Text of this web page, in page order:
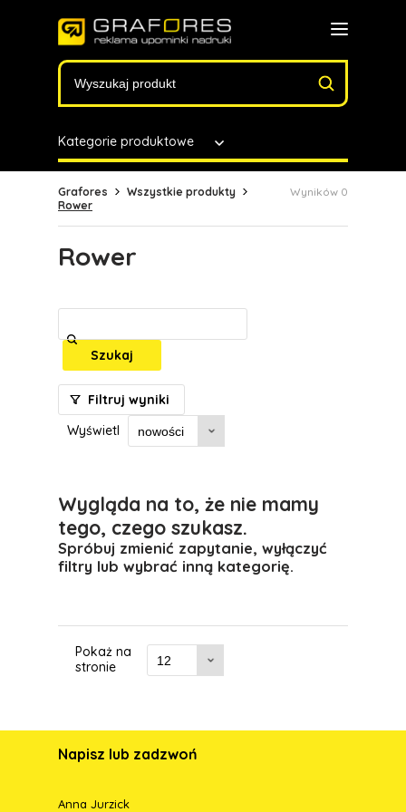
Kategorie produktowe
Grafores
Wszystkie produkty
Rower
Wyników 0
Rower
Szukaj
Filtruj wyniki
Wyświetl
Wygląda na to, że nie mamy
tego, czego szukasz.
Spróbuj zmienić zapytanie, wyłączyć
filtry lub wybrać inną kategorię.
Pokaż na
stronie
Napisz lub zadzwoń
Anna Jurzick